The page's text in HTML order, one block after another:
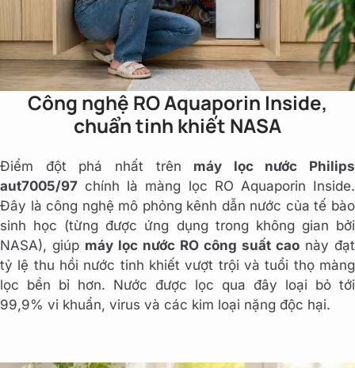
Công nghệ RO Aquaporin Inside,
chuẩn tinh khiết NASA
Điểm đột phá nhất trên máy lọc nước Philips
aut7005/97 chính là màng lọc RO Aquaporin Inside.
Đây là công nghệ mô phỏng kênh dẫn nước của tế bào
sinh học (từng được ứng dụng trong không gian bởi
NASA), giúp máy lọc nước RO công suất cao này đạt
tỷ lệ thu hồi nước tinh khiết vượt trội và tuổi thọ màng
lọc bền bỉ hơn. Nước được lọc qua đây loại bỏ tới
99,9% vi khuẩn, virus và các kim loại nặng độc hại.